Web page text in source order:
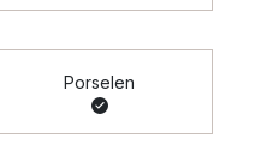
Porselen